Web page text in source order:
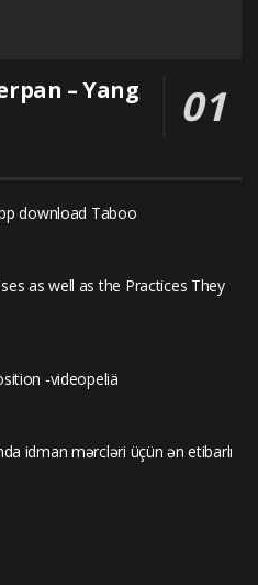
– Yang
download Taboo
as well as the Practices They
-videopeliä
idman mərcləri üçün ən etibarlı